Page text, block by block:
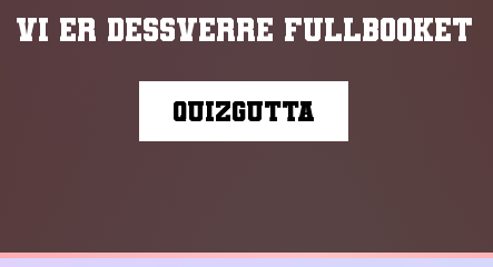
Vi er dessverre fullbooket
Quizgutta